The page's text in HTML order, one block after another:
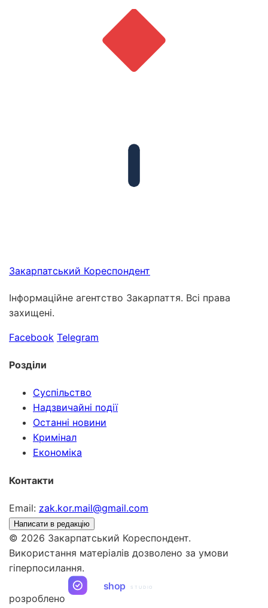
Закарпатський Кореспондент
Інформаційне агентство Закарпаття. Всі права
захищені.
Facebook Telegram
Розділи
Суспільство
Надзвичайні події
Останні новини
Кримінал
Економіка
Контакти
Email: zak.kor.mail@gmail.com
Написати в редакцію
© 2026 Закарпатський Кореспондент.
Використання матеріалів дозволено за умови
гіперпосилання.
розроблено
shop STUDIO